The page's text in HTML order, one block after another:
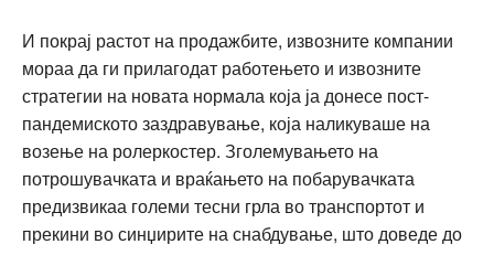
И покрај растот на продажбите, извозните компании
мораа да ги прилагодат работењето и извозните
стратегии на новата нормала која ја донесе пост-
пандемиското заздравување, која наликуваше на
возење на ролеркостер. Зголемувањето на
потрошувачката и враќањето на побарувачката
предизвикаа големи тесни грла во транспортот и
прекини во синџирите на снабдување, што доведе до